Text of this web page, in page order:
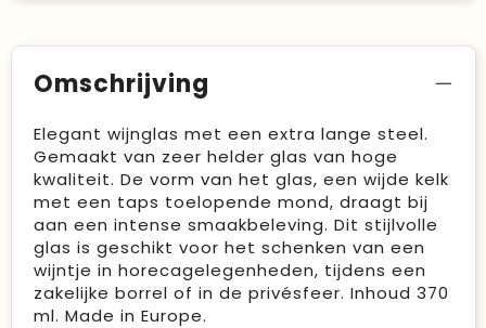
Omschrijving
Elegant wijnglas met een extra lange steel.
Gemaakt van zeer helder glas van hoge
kwaliteit. De vorm van het glas, een wijde kelk
met een taps toelopende mond, draagt bij
aan een intense smaakbeleving. Dit stijlvolle
glas is geschikt voor het schenken van een
wijntje in horecagelegenheden, tijdens een
zakelijke borrel of in de privésfeer. Inhoud 370
ml. Made in Europe.